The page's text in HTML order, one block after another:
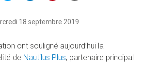
18 septembre 2019
ont souligné aujourd’hui la
de Nautilus Plus, partenaire principal